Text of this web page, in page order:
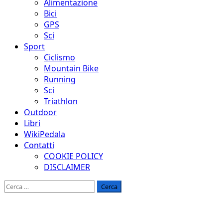
Alimentazione
Bici
GPS
Sci
Sport
Ciclismo
Mountain Bike
Running
Sci
Triathlon
Outdoor
Libri
WikiPedala
Contatti
COOKIE POLICY
DISCLAIMER
Ricerca